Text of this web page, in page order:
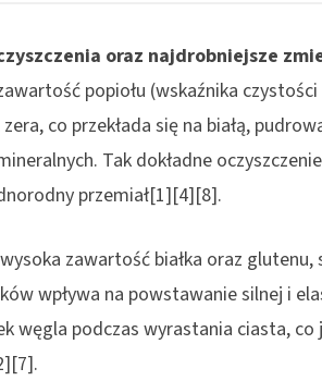
oraz najdrobniejsze
popiołu (wskaźnika
co przekłada się na białą,
Tak dokładne
przemiał[1][4][8].
zawartość białka oraz glutenu,
wpływa na powstawanie silnej i
węgla podczas wyrastania ciasta, co